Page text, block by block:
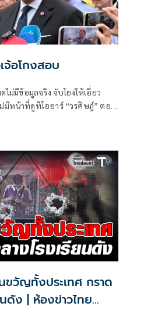
จ้อโกงสอบ
ม่มีข้อมูลจริง จับโยงให้เอี่ยว
หน้าที่ดูทีโออาร์ “วรศิษฎ์” ตอก
ขวัญทั้งประเทศ กราด
ดัง | ห้องข่าวไทย